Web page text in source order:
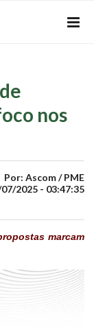
nos
Por: Ascom / PME
2025 - 03:47:35
marcam